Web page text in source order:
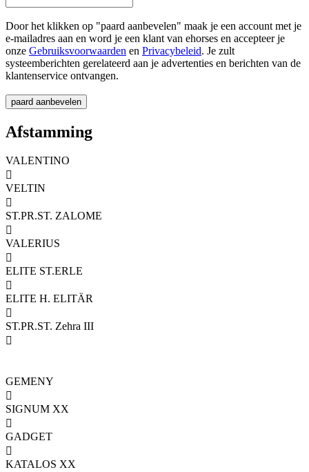
Door het klikken op "paard aanbevelen" maak je een account met je
e-mailadres aan en word je een klant van ehorses en accepteer je
onze Gebruiksvoorwaarden en Privacybeleid. Je zult
systeemberichten gerelateerd aan je advertenties en berichten van de
klantenservice ontvangen.
Afstamming
VALENTINO

VELTIN

ST.PR.ST. ZALOME

VALERIUS

ELITE ST.ERLE

ELITE H. ELITÄR

ST.PR.ST. Zehra III

GEMENY

SIGNUM XX

GADGET

KATALOS XX